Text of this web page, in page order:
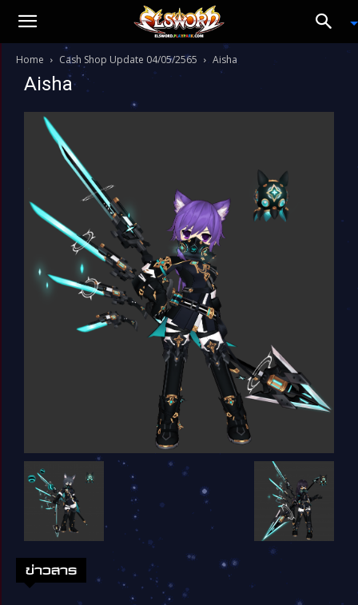
Home Cash Shop Update 04/05/2565 Aisha
Aisha
ข่าวสาร